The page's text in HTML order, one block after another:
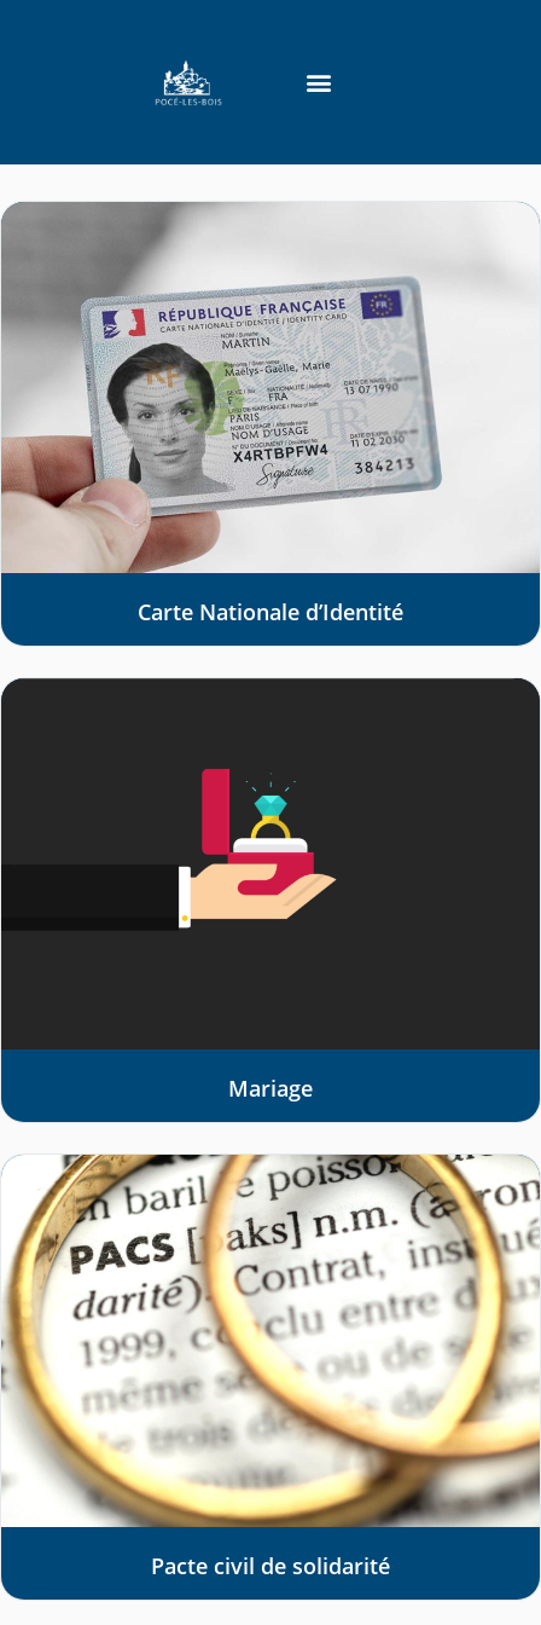
Carte Nationale d’Identité
Mariage
Pacte civil de solidarité